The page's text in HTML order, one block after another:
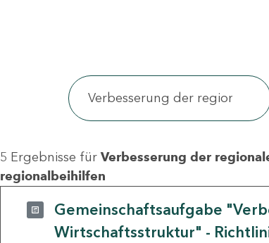
5 Ergebnisse für Verbesserung der
regionalbeihilfen
Gemeinschaftsaufgabe
Wirtschaftsstruktur" -